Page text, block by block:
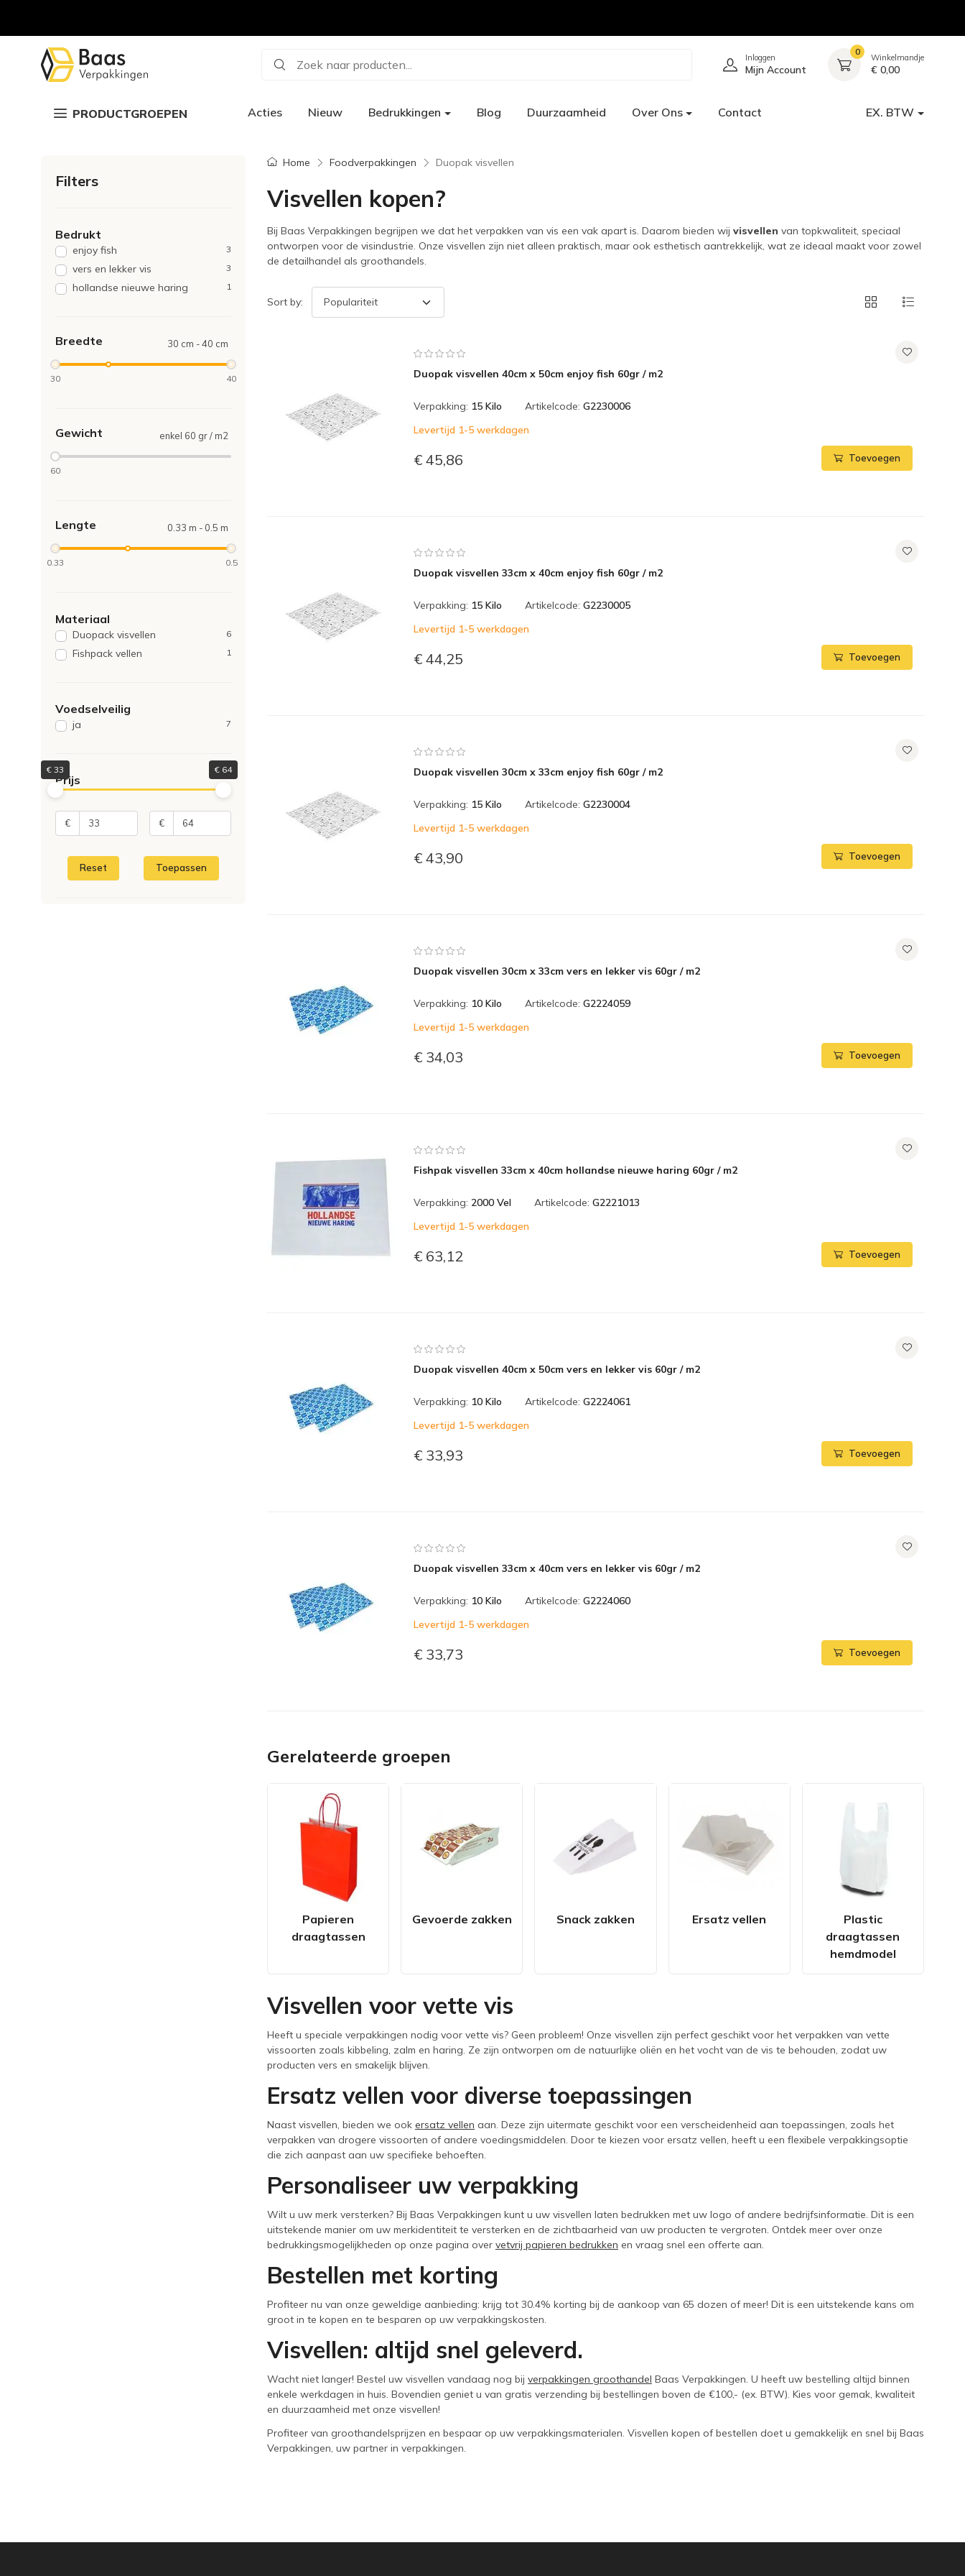
Zoek naar producten... Inloggen
Mijn Account
0
Winkelmandje
€ 0,00
PRODUCTGROEPEN Acties Nieuw Bedrukkingen Blog Duurzaamheid Over Ons Contact EX. BTW
Filters
Bedrukt
enjoy fish 3
vers en lekker vis 3
hollandse nieuwe haring 1
Breedte 30 cm - 40 cm
30 40
Gewicht enkel 60 gr / m2
60
Lengte 0.33 m - 0.5 m
0.33 0.5
Materiaal
Duopack visvellen 6
Fishpack vellen 1
Voedselveilig
ja 7
Prijs
€ 33 € 64
€ €
Reset Toepassen
Home Foodverpakkingen Duopak visvellen
Visvellen kopen?
Bij Baas Verpakkingen begrijpen we dat het verpakken van vis een vak apart is. Daarom bieden wij visvellen van topkwaliteit, speciaal
ontworpen voor de visindustrie. Onze visvellen zijn niet alleen praktisch, maar ook esthetisch aantrekkelijk, wat ze ideaal maakt voor zowel
de detailhandel als groothandels.
Sort by:
Duopak visvellen 40cm x 50cm enjoy fish 60gr / m2
Verpakking: 15 Kilo Artikelcode: G2230006
Levertijd 1-5 werkdagen
€ 45,86 Toevoegen
Duopak visvellen 33cm x 40cm enjoy fish 60gr / m2
Verpakking: 15 Kilo Artikelcode: G2230005
Levertijd 1-5 werkdagen
€ 44,25 Toevoegen
Duopak visvellen 30cm x 33cm enjoy fish 60gr / m2
Verpakking: 15 Kilo Artikelcode: G2230004
Levertijd 1-5 werkdagen
€ 43,90 Toevoegen
Duopak visvellen 30cm x 33cm vers en lekker vis 60gr / m2
Verpakking: 10 Kilo Artikelcode: G2224059
Levertijd 1-5 werkdagen
€ 34,03 Toevoegen
Fishpak visvellen 33cm x 40cm hollandse nieuwe haring 60gr / m2
Verpakking: 2000 Vel Artikelcode: G2221013
Levertijd 1-5 werkdagen
€ 63,12 Toevoegen
Duopak visvellen 40cm x 50cm vers en lekker vis 60gr / m2
Verpakking: 10 Kilo Artikelcode: G2224061
Levertijd 1-5 werkdagen
€ 33,93 Toevoegen
Duopak visvellen 33cm x 40cm vers en lekker vis 60gr / m2
Verpakking: 10 Kilo Artikelcode: G2224060
Levertijd 1-5 werkdagen
€ 33,73 Toevoegen
Gerelateerde groepen
Papieren
draagtassen
Gevoerde zakken Snack zakken Ersatz vellen
Plastic
draagtassen
hemdmodel
Visvellen voor vette vis
Heeft u speciale verpakkingen nodig voor vette vis? Geen probleem! Onze visvellen zijn perfect geschikt voor het verpakken van vette
vissoorten zoals kibbeling, zalm en haring. Ze zijn ontworpen om de natuurlijke oliën en het vocht van de vis te behouden, zodat uw
producten vers en smakelijk blijven.
Ersatz vellen voor diverse toepassingen
Naast visvellen, bieden we ook ersatz vellen aan. Deze zijn uitermate geschikt voor een verscheidenheid aan toepassingen, zoals het
verpakken van drogere vissoorten of andere voedingsmiddelen. Door te kiezen voor ersatz vellen, heeft u een flexibele verpakkingsoptie
die zich aanpast aan uw specifieke behoeften.
Personaliseer uw verpakking
Wilt u uw merk versterken? Bij Baas Verpakkingen kunt u uw visvellen laten bedrukken met uw logo of andere bedrijfsinformatie. Dit is een
uitstekende manier om uw merkidentiteit te versterken en de zichtbaarheid van uw producten te vergroten. Ontdek meer over onze
bedrukkingsmogelijkheden op onze pagina over vetvrij papieren bedrukken en vraag snel een offerte aan.
Bestellen met korting
Profiteer nu van onze geweldige aanbieding: krijg tot 30.4% korting bij de aankoop van 65 dozen of meer! Dit is een uitstekende kans om
groot in te kopen en te besparen op uw verpakkingskosten.
Visvellen: altijd snel geleverd.
Wacht niet langer! Bestel uw visvellen vandaag nog bij verpakkingen groothandel Baas Verpakkingen. U heeft uw bestelling altijd binnen
enkele werkdagen in huis. Bovendien geniet u van gratis verzending bij bestellingen boven de €100,- (ex. BTW). Kies voor gemak, kwaliteit
en duurzaamheid met onze visvellen!
Profiteer van groothandelsprijzen en bespaar op uw verpakkingsmaterialen. Visvellen kopen of bestellen doet u gemakkelijk en snel bij Baas
Verpakkingen, uw partner in verpakkingen.